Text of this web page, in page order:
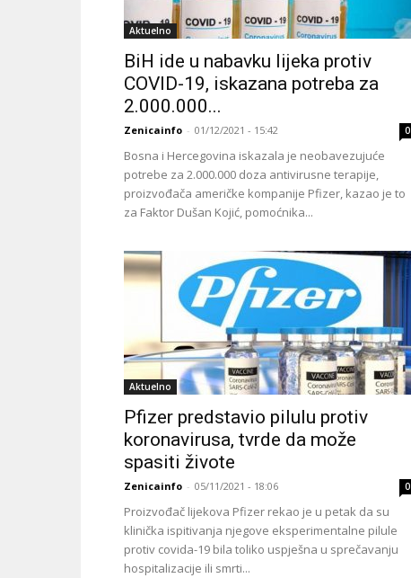
Aktuelno
BiH ide u nabavku lijeka protiv
COVID-19, iskazana potreba za
2.000.000...
Zenicainfo - 01/12/2021 - 15:42 0
Bosna i Hercegovina iskazala je neobavezujuće
potrebe za 2.000.000 doza antivirusne terapije,
proizvođača američke kompanije Pfizer, kazao je to
za Faktor Dušan Kojić, pomoćnika...
Aktuelno
Pfizer predstavio pilulu protiv
koronavirusa, tvrde da može
spasiti živote
Zenicainfo - 05/11/2021 - 18:06 0
Proizvođač lijekova Pfizer rekao je u petak da su
klinička ispitivanja njegove eksperimentalne pilule
protiv covida-19 bila toliko uspješna u sprečavanju
hospitalizacije ili smrti...